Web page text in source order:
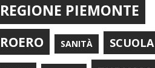
REGIONE PIEMONTE
ROERO SANITÀ SCUOLA